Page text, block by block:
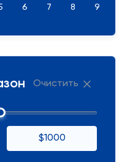
6 7 8 9
Очистить
$1000